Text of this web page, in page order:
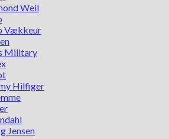
Weil
Vækkeur
Military
Hilfiger
Jensen